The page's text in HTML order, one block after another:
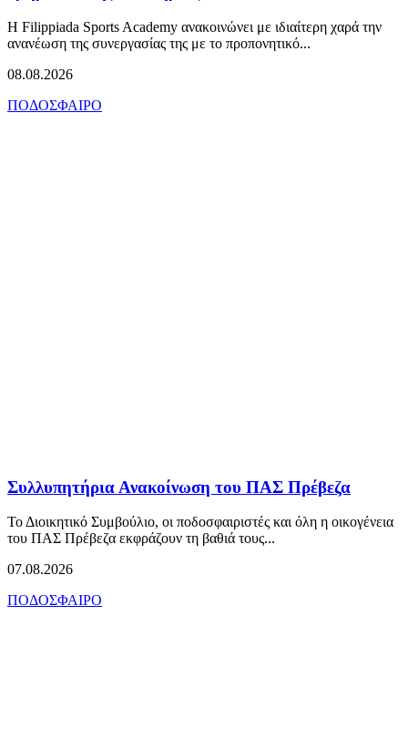
Η Filippiada Sports Academy ανακοινώνει με ιδιαίτερη χαρά την
ανανέωση της συνεργασίας της με το προπονητικό...
08.08.2026
ΠΟΔΟΣΦΑΙΡΟ
Συλλυπητήρια Ανακοίνωση του ΠΑΣ Πρέβεζα
Το Διοικητικό Συμβούλιο, οι ποδοσφαιριστές και όλη η οικογένεια
του ΠΑΣ Πρέβεζα εκφράζουν τη βαθιά τους...
07.08.2026
ΠΟΔΟΣΦΑΙΡΟ